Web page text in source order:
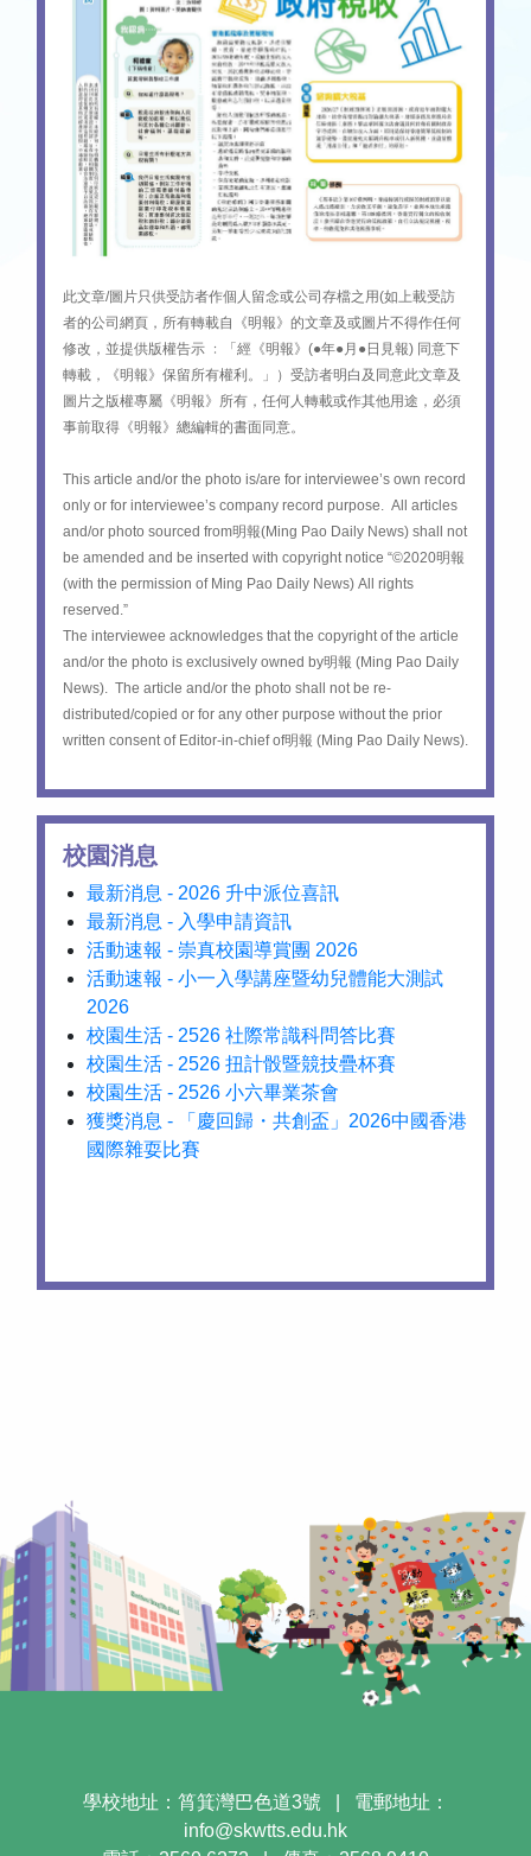
此文章/圖片只供受訪者作個人留念或公司存檔之用(如上載受訪
者的公司網頁，所有轉載自《明報》的文章及或圖片不得作任何
修改，並提供版權告示 ﹕「經《明報》(●年●月●日見報) 同意下
轉載，《明報》保留所有權利。」）受訪者明白及同意此文章及
圖片之版權專屬《明報》所有，任何人轉載或作其他用途，必須
事前取得《明報》總編輯的書面同意。
This article and/or the photo is/are for interviewee’s own record
only or for interviewee’s company record purpose. All articles
and/or photo sourced from明報(Ming Pao Daily News) shall not
be amended and be inserted with copyright notice “©️2020明報
(with the permission of Ming Pao Daily News) All rights
reserved.”
The interviewee acknowledges that the copyright of the article
and/or the photo is exclusively owned by明報 (Ming Pao Daily
News). The article and/or the photo shall not be re-
distributed/copied or for any other purpose without the prior
written consent of Editor-in-chief of明報 (Ming Pao Daily News).
校園消息
最新消息 - 2026 升中派位喜訊
最新消息 - 入學申請資訊
活動速報 - 崇真校園導賞團 2026
活動速報 - 小一入學講座暨幼兒體能大測試
2026
校園生活 - 2526 社際常識科問答比賽
校園生活 - 2526 扭計骰暨競技疊杯賽
校園生活 - 2526 小六畢業茶會
獲獎消息 - 「慶回歸・共創盃」2026中國香港
國際雜耍比賽
學校地址：筲箕灣巴色道3號
電郵地址：
info@skwtts.edu.hk